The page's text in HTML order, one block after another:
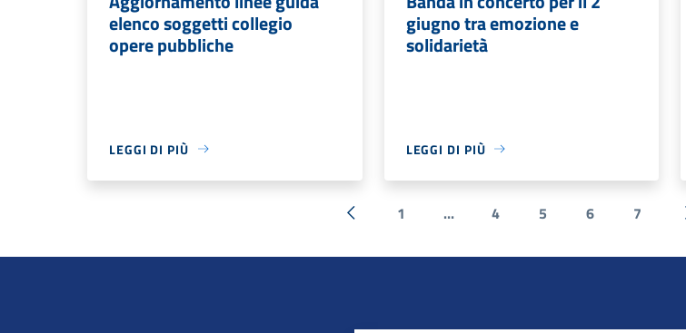
elenco soggetti collegio
opere pubbliche
LEGGI DI PIÙ
giugno tra emozione e
solidarietà
LEGGI DI PIÙ
« Precedente
1 ... 4 5 6 7